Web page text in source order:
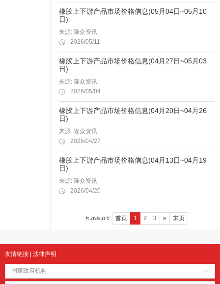
橡胶上下游产品市场价格信息(05月04日~05月10
日)
来源: 隆众资讯
2026/05/11
橡胶上下游产品市场价格信息(04月27日~05月03
日)
来源: 隆众资讯
2026/05/04
橡胶上下游产品市场价格信息(04月20日~04月26
日)
来源: 隆众资讯
2026/04/27
橡胶上下游产品市场价格信息(04月13日~04月19
日)
来源: 隆众资讯
2026/04/20
共 219条,11 页 首页 1 2 3 » 末页
友情链接 | 法律声明
国家政府机构